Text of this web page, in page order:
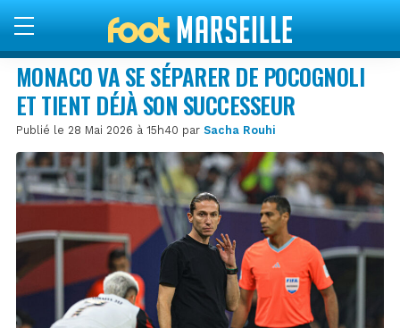
MONACO VA SE SÉPARER DE POCOGNOLI
ET TIENT DÉJÀ SON SUCCESSEUR
Publié le 28 Mai 2026 à 15h40 par Sacha Rouhi